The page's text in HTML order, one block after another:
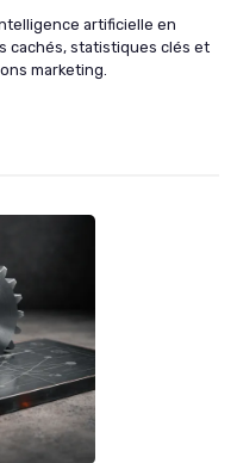
artificielle en
cachés, statistiques clés et
marketing.